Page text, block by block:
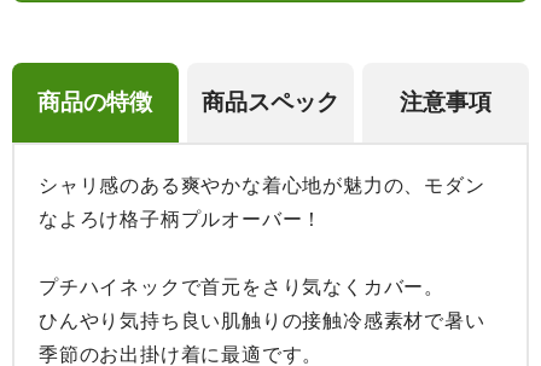
商品の特徴 商品スペック 注意事項
シャリ感のある爽やかな着心地が魅力の、モダン
なよろけ格子柄プルオーバー！
プチハイネックで首元をさり気なくカバー。
ひんやり気持ち良い肌触りの接触冷感素材で暑い
季節のお出掛け着に最適です。